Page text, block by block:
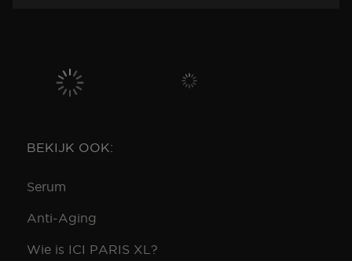
BEKIJK OOK:
Serum
Anti-Aging
Wie is ICI PARIS XL?